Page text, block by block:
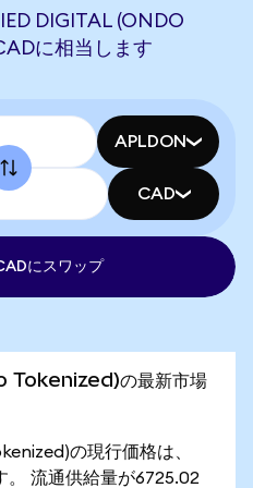
DIGITAL (ONDO
に相当します
APLDON
CAD
にスワップ
の最新市場
の現行価格は、
。 流通供給量が6725.02